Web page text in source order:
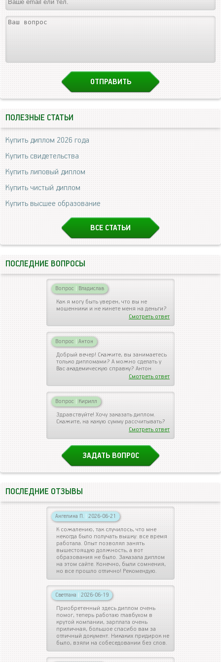
ПОЛЕЗНЫЕ СТАТЬИ
Купить диплом 2026 года
Купить свидетельства
Купить липовый диплом
Купить чистый диплом
Купить высшее образование
ВСЕ СТАТЬИ
ПОСЛЕДНИЕ ВОПРОСЫ
Вопрос | Владислав
Как я могу быть уверен, что вы не
мошенники и не кинете меня на деньги?
Смотреть ответ
Вопрос | Антон
Добрый вечер! Скажите, вы занимаетесь
только дипломами? А можно сделать у
Вас академическую справку? Антон
Смотреть ответ
Вопрос | Кирилл
Здравствуйте! Хочу заказать диплом.
Скажите, на какую сумму рассчитывать?
Смотреть ответ
ЗАДАТЬ ВОПРОС
ПОСЛЕДНИЕ ОТЗЫВЫ
Ангелина П. | 2026-06-21
К сожалению, так случилось, что мне
некогда было получать вышку: все время
работала. Опыт позволял занять
вышестоящую должность, а вот
образования не было. Заказала диплом
на этом сайте. Конечно, были сомнения,
но все прошло отлично! Рекомендую.
Светлана | 2026-06-19
Приобретенный здесь диплом очень
помог, теперь работаю главбухом в
крутой компании, зарплата очень
приличная, большое спасибо вам за
отличный документ. Никаких придирок не
было, взяли на собеседовании без слов.